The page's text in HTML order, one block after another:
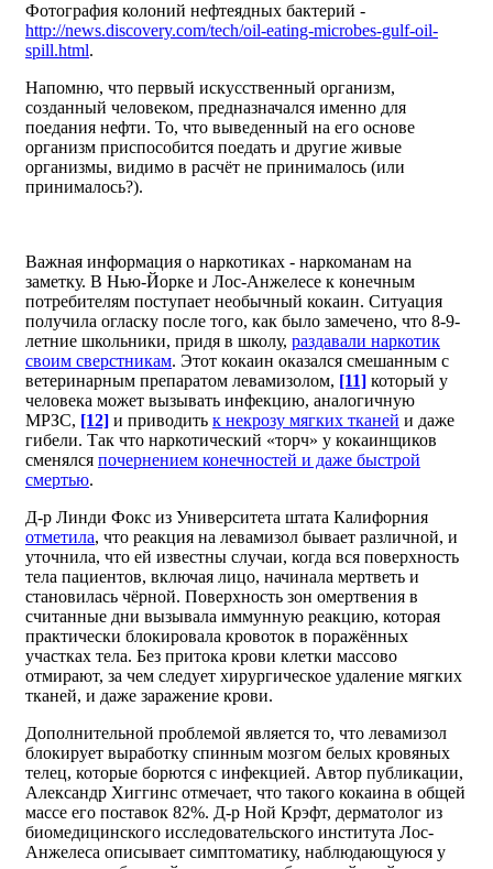
Фотография колоний нефтеядных бактерий -
http://news.discovery.com/tech/oil-eating-microbes-gulf-oil-
spill.html.
Напомню, что первый искусственный организм,
созданный человеком, предназначался именно для
поедания нефти. То, что выведенный на его основе
организм приспособится поедать и другие живые
организмы, видимо в расчёт не принималось (или
принималось?).
Важная информация о наркотиках - наркоманам на
заметку. В Нью-Йорке и Лос-Анжелесе к конечным
потребителям поступает необычный кокаин. Ситуация
получила огласку после того, как было замечено, что 8-9-
летние школьники, придя в школу, раздавали наркотик
своим сверстникам. Этот кокаин оказался смешанным с
ветеринарным препаратом левамизолом, [11] который у
человека может вызывать инфекцию, аналогичную
МРЗС, [12] и приводить к некрозу мягких тканей и даже
гибели. Так что наркотический «торч» у кокаинщиков
сменялся почернением конечностей и даже быстрой
смертью.
Д-р Линди Фокс из Университета штата Калифорния
отметила, что реакция на левамизол бывает различной, и
уточнила, что ей известны случаи, когда вся поверхность
тела пациентов, включая лицо, начинала мертветь и
становилась чёрной. Поверхность зон омертвения в
считанные дни вызывала иммунную реакцию, которая
практически блокировала кровоток в поражённых
участках тела. Без притока крови клетки массово
отмирают, за чем следует хирургическое удаление мягких
тканей, и даже заражение крови.
Дополнительной проблемой является то, что левамизол
блокирует выработку спинным мозгом белых кровяных
телец, которые борются с инфекцией. Автор публикации,
Александр Хиггинс отмечает, что такого кокаина в общей
массе его поставок 82%. Д-р Ной Крэфт, дерматолог из
биомедицинского исследовательского института Лос-
Анжелеса описывает симптоматику, наблюдающуюся у